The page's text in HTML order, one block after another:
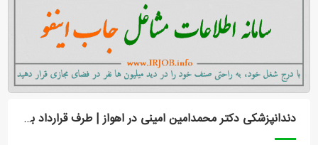
وبلاگ
معرفی ما
تعرفه ها
راهنما
ورود یا عضویت
دندانپزشکی دکتر محمدامین امینی در اهواز | طرف قرارداد بیمه‌های تکمیلی